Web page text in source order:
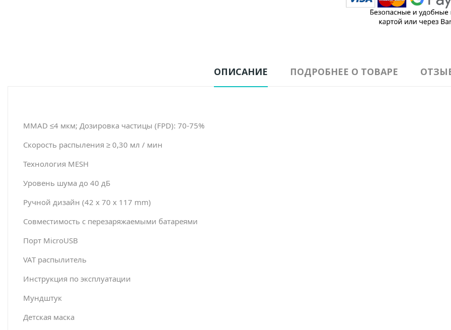
ОПИСАНИЕ ПОДРОБНЕЕ О ТОВАРЕ
MMAD ≤4 мкм; Дозировка частицы (FPD): 70-75%
Скорость распыления ≥ 0,30 мл / мин
Технология MESH
Уровень шума до 40 дБ
Ручной дизайн (42 x 70 x 117 mm)
Совместимость с перезаряжаемыми батареями
Порт MicroUSB
VAT распылитель
Инструкция по эксплуатации
Мундштук
Детская маска